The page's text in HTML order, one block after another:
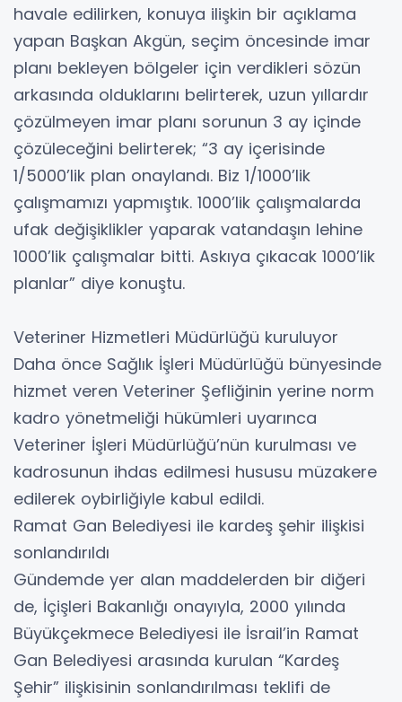
havale edilirken, konuya ilişkin bir açıklama
yapan Başkan Akgün, seçim öncesinde imar
planı bekleyen bölgeler için verdikleri sözün
arkasında olduklarını belirterek, uzun yıllardır
çözülmeyen imar planı sorunun 3 ay içinde
çözüleceğini belirterek; “3 ay içerisinde
1/5000’lik plan onaylandı. Biz 1/1000’lik
çalışmamızı yapmıştık. 1000’lik çalışmalarda
ufak değişiklikler yaparak vatandaşın lehine
1000’lik çalışmalar bitti. Askıya çıkacak 1000’lik
planlar” diye konuştu.
Veteriner Hizmetleri Müdürlüğü kuruluyor
Daha önce Sağlık İşleri Müdürlüğü bünyesinde
hizmet veren Veteriner Şefliğinin yerine norm
kadro yönetmeliği hükümleri uyarınca
Veteriner İşleri Müdürlüğü’nün kurulması ve
kadrosunun ihdas edilmesi hususu müzakere
edilerek oybirliğiyle kabul edildi.
Ramat Gan Belediyesi ile kardeş şehir ilişkisi
sonlandırıldı
Gündemde yer alan maddelerden bir diğeri
de, İçişleri Bakanlığı onayıyla, 2000 yılında
Büyükçekmece Belediyesi ile İsrail’in Ramat
Gan Belediyesi arasında kurulan “Kardeş
Şehir” ilişkisinin sonlandırılması teklifi de